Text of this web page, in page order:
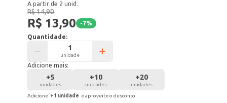
A partir de 2 unid.
R$ 14,90
R$ 13,90 -7%
Quantidade:
unidade
Adicione mais:
+5
unidades
+10
unidades
+20
unidades
Adicione +1 unidade e aproveite o desconto